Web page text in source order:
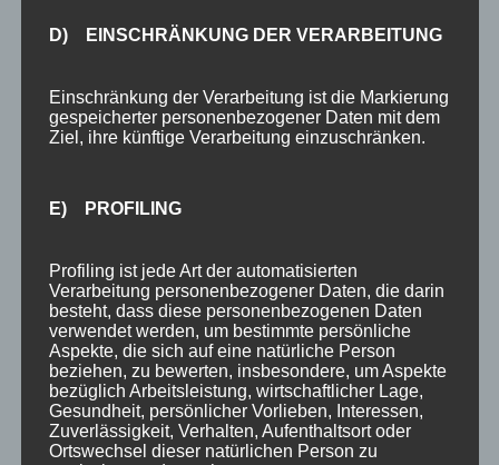
oder Vorabinfos zu Ihrem Urlaub in der Nähe
unter 08322-80998-0 anrufen oder uns eine E-
Mail an info@sonnenheim-oberstdorf.de
Wir freuen uns darauf, Sie bald bei uns
Herzlichst,
Michaela und Jörg King vom Hotel Sonnenheim
D) EINSCHRÄNKUNG DER VERARBEITUNG
Einschränkung der Verarbeitung ist die Markierung
gespeicherter personenbezogener Daten mit dem
Ziel, ihre künftige Verarbeitung einzuschränken.
E) PROFILING
Profiling ist jede Art der automatisierten
Verarbeitung personenbezogener Daten, die darin
besteht, dass diese personenbezogenen Daten
verwendet werden, um bestimmte persönliche
Aspekte, die sich auf eine natürliche Person
beziehen, zu bewerten, insbesondere, um Aspekte
bezüglich Arbeitsleistung, wirtschaftlicher Lage,
Gesundheit, persönlicher Vorlieben, Interessen,
Zuverlässigkeit, Verhalten, Aufenthaltsort oder
Ortswechsel dieser natürlichen Person zu